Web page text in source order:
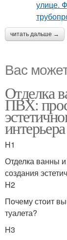
читать дальше →
Вас
Отделка
ПВХ:
интерьера
H1
Отделка ванны
создания
H2
Почему стоит
туалета?
H3